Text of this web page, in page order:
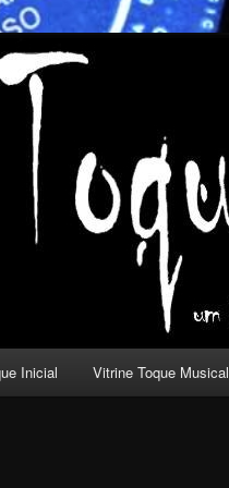
com outros olhos.
Inicial Vitrine Toque Musical